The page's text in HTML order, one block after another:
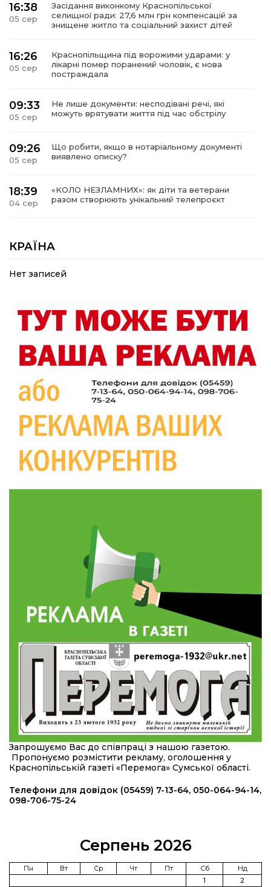
16:38
05 сер
Засідання виконкому Краснопільської
селищної ради: 27,6 млн грн компенсацій за
знищене житло та соціальний захист дітей
16:26
05 сер
Краснопільщина під ворожими ударами: у
лікарні помер поранений чоловік, є нова
постраждала
09:33
05 сер
Не лише документи: несподівані речі, які
можуть врятувати життя під час обстрілу
09:26
05 сер
Що робити, якщо в нотаріальному документі
виявлено описку?
18:39
04 сер
«КОЛО НЕЗЛАМНИХ»: як діти та ветерани
разом створюють унікальний телепроєкт
04 сер
прикордоння до втраченого дому
19:36
Пишіть листи самому собі, або як уникнути
19:29
30 лип
«Все закінчиться, приїду й одружуся…»: Пам’яті
26-річного Захисника Богдана Ємця (ВІДЕО)
20:06
Паливо по 100 грн та ризик дефіциту: чому в
28 лип
Житлові сертифікати, підготовка до зими та
підтримка ВПО: підсумки засідання виконкому
Краснопільської селищної ради
10:36
28 лип
Валентина Масалітіна: «Нас тримає віра в
Перемогу і повернення додому»
Обмежено придатний, але безмежно
вмотивований: Як колишній лісівник став асом
артилерії
490 пацієнтів та 15 відвіданих сіл: МБФ
«Альянс громадського здоров’я» підбив
підсумки роботи мобільних клінік у Сумській
області
12:24
23 лип
Покинув безпечне життя за кордоном, щоб
захистити рідну землю: пам’яті Сергія
Балабаєнка (ВІДЕО)
23 лип
Командир гармати Руслан Козирін: «Змінити
підрозділ чи бригаду – навіть думки не було»
20:36
22 лип
Нова кав’ярня в Сумах: як родина військового
з Краснопілля відкрила «Лев каву» за грантові
кошти (ВІДЕО)
14:37
21 лип
Захищав кордон до останнього подиху:
пам’яті полеглого прикордонника Олександра
Від штанги до «крил»: як спорт і характер
колишнього паверліфтера гартують перемогу
КРАЇНА
Нет записей
Запрошуємо Вас до співпраці з нашою газетою.
Пропонуємо розмістити рекламу, оголошення у
Краснопільській газеті «Перемога» Сумської області.
Телефони для довідок (05459) 7-13-64, 050-064-94-14,
098-706-75-24
Серпень 2026
Пн Вт Ср Чт Пт Сб
Нд
1
2